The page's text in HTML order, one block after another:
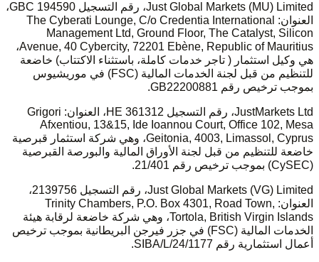
Just Global Markets (MU) Limited، رقم التسجيل 194590 GBC،
العنوان: The Cyberati Lounge, C/o Credentia International
Management Ltd, Ground Floor, The Catalyst, Silicon
Avenue, 40 Cybercity, 72201 Ebène, Republic of Mauritius،
هي وكيل استثمار ( تاجر خدمات كاملة، باستثناء الاكتتاب) خاضعة
للتنظيم من قبل لجنة الخدمات المالية (FSC) في موريشيوس
بموجب ترخيص رقم GB22200881.
JustMarkets Ltd، رقم التسجيل HE 361312، العنوان: Grigori
Afxentiou, 13&15, Ide Ioannou Court, Office 102, Mesa
Geitonia, 4003, Limassol, Cyprus، وهي شركة استثمار قبرصية
خاضعة للتنظيم من قبل لجنة الأوراق المالية والبورصة القبرصية
(CySEC) بموجب ترخيص رقم 21/401.
Just Global Markets (VG) Limited، رقم التسجيل 2139756،
العنوان: Trinity Chambers, P.O. Box 4301, Road Town,
Tortola, British Virgin Islands، وهي شركة خاضعة لرقابة هيئة
الخدمات المالية (FSC) في جزر فيرجن البريطانية بموجب ترخيص
أعمال استثمارية رقم SIBA/L/24/1177.